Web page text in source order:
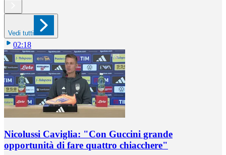
Vedi tutti
02:18
Nicolussi Caviglia: "Con Guccini grande
opportunità di fare quattro chiacchere"